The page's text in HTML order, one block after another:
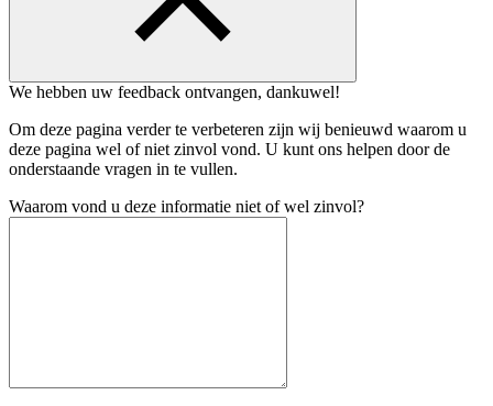
We hebben uw feedback ontvangen, dankuwel!
Om deze pagina verder te verbeteren zijn wij benieuwd waarom u
deze pagina wel of niet zinvol vond. U kunt ons helpen door de
onderstaande vragen in te vullen.
Waarom vond u deze informatie niet of wel zinvol?